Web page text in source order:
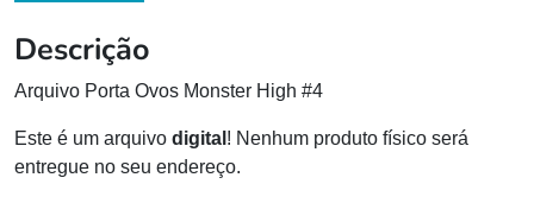
Descrição
Arquivo Porta Ovos Monster High #4
Este é um arquivo digital ! Nenhum produto físico será
entregue no seu endereço.